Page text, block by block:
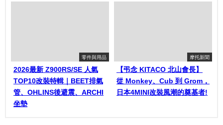
零件與用品
2026最新 Z900RS/SE 人氣
TOP10改裝特輯｜BEET排氣
管、OHLINS後避震、ARCHI
坐墊
摩托新聞
【弔念 KITACO 北山會長】
從 Monkey、Cub 到 Grom，
日本4MINI改裝風潮的奠基者!